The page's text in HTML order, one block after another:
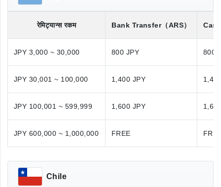
रेमिट्यान्स रकम Bank Transfer（ARS）
JPY 3,000 ~ 30,000 800 JPY 800
JPY 30,001 ~ 100,000 1,400 JPY
JPY 100,001 ~ 599,999 1,600 JPY
JPY 600,000 ~ 1,000,000 FREE
Chile